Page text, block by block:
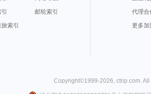
邮轮索引
索引
代理合
更多加
Copyright©1999-2026 ctrip.com .